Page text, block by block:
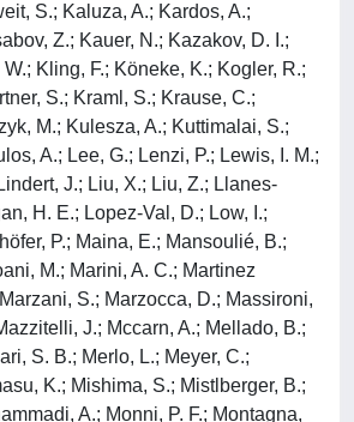
S.; Kaluza, A.; Kardos, A.;
Z.; Kauer, N.; Kazakov, D. I.;
Kling, F.; Köneke, K.; Kogler, R.;
S.; Kraml, S.; Krause, C.;
M.; Kulesza, A.; Kuttimalai, S.;
A.; Lee, G.; Lenzi, P.; Lewis, I. M.;
J.; Liu, X.; Liu, Z.; Llanes-
H. E.; Lopez-Val, D.; Low, I.;
P.; Maina, E.; Mansoulié, B.;
M.; Marini, A. C.; Martinez
S.; Marzocca, D.; Massironi,
J.; Mccarn, A.; Mellado, B.;
S. B.; Merlo, L.; Meyer, C.;
K.; Mishima, S.; Mistlberger, B.;
A.; Monni, P. F.; Montagna,